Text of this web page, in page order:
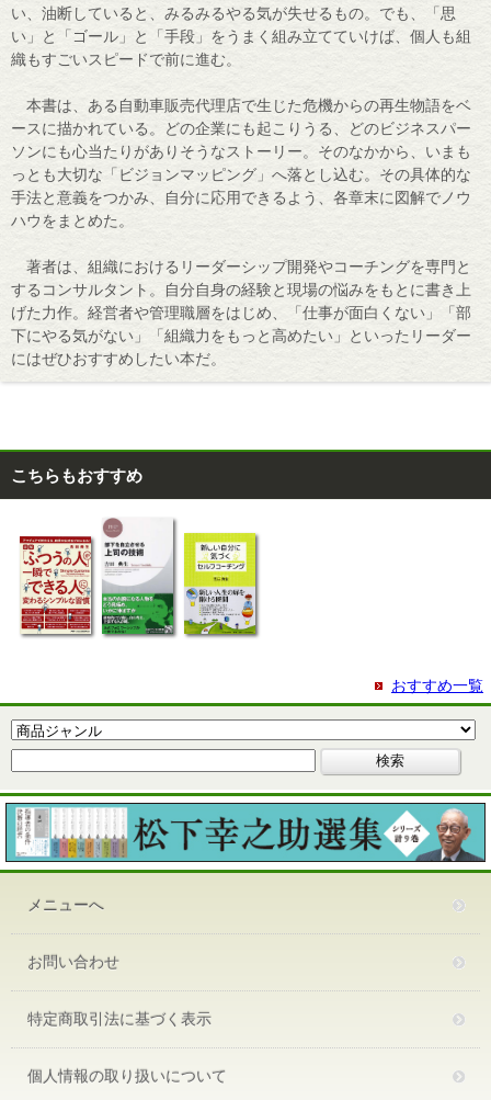
い、油断していると、みるみるやる気が失せるもの。でも、「思
い」と「ゴール」と「手段」をうまく組み立てていけば、個人も組
織もすごいスピードで前に進む。
本書は、ある自動車販売代理店で生じた危機からの再生物語をベ
ースに描かれている。どの企業にも起こりうる、どのビジネスパー
ソンにも心当たりがありそうなストーリー。そのなかから、いまも
っとも大切な「ビジョンマッピング」へ落とし込む。その具体的な
手法と意義をつかみ、自分に応用できるよう、各章末に図解でノウ
ハウをまとめた。
著者は、組織におけるリーダーシップ開発やコーチングを専門と
するコンサルタント。自分自身の経験と現場の悩みをもとに書き上
げた力作。経営者や管理職層をはじめ、「仕事が面白くない」「部
下にやる気がない」「組織力をもっと高めたい」といったリーダー
にはぜひおすすめしたい本だ。
こちらもおすすめ
おすすめ一覧
メニューへ
お問い合わせ
特定商取引法に基づく表示
個人情報の取り扱いについて